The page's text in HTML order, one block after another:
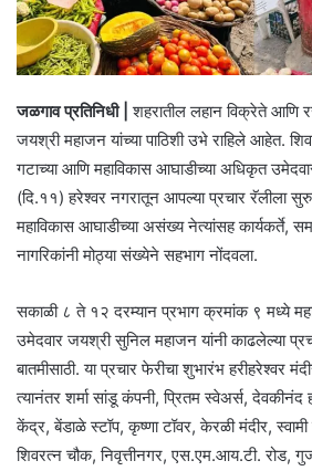
जळगाव प्रतिनिधी | शहरातील लहान विक्रेते आणि
जयश्री महाजन यांच्या पाठिशी उभे राहिले आहेत.
गटाच्या आणि महाविकास आघाडीच्या अधिकृत
(दि.११) हरेश्वर नगरातून आपल्या प्रचार रॅलीला
महाविकास आघाडीच्या असंख्य नेत्यांसह कार्यकर्ते,
नागरिकांनी मोठ्या संख्येने सहभाग नोंदवला.
सकाळी ८ ते १२ दरम्यान प्रभाग क्रमांक ९ मध्ये
उमेदवार जयश्री सुनिल महाजन यांनी काढलेल्या
बातमीसाठी. या प्रचार फेरीचा शुभारंभ हरीहरेश्वर
त्यानंतर शर्मा सांडू कंपनी, प्रितम स्वेअर्स, देवकीनंद
केंद्र, बेंडाळे स्टॉप, कृष्णा टॉवर, केरळी मंदीर, स्वामी
शिवरत्न चौक, निवृत्तीनगर, एस.एम.आय.टी. रोड,